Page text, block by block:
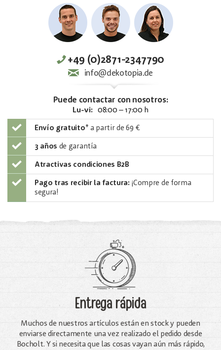
+49 (0)2871-2347790
info@dekotopia.de
Puede contactar con nosotros:
Lu-vi: 08:00 – 17:00 h
Envío gratuito* a partir de 69 €
3 años de garantía
Atractivas condiciones B2B
Pago tras recibir la factura: ¡Compre de forma
segura!
Entrega rápida
Muchos de nuestros artículos están en stock y pueden
enviarse directamente una vez realizado el pedido desde
Bocholt. Y si necesita que las cosas vayan aún más rápido,